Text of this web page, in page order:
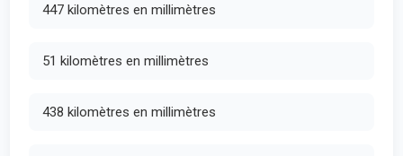
447 kilomètres en millimètres
51 kilomètres en millimètres
438 kilomètres en millimètres